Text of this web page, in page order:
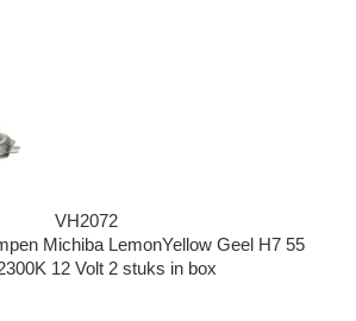
VH2072
Michiba LemonYellow Geel H7 55
12 Volt 2 stuks in box